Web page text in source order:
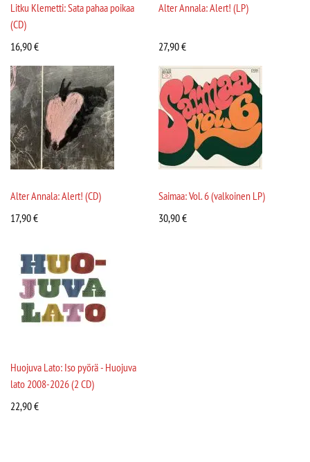
Litku Klemetti: Sata pahaa poikaa
(CD)
16,90€
Alter Annala: Alert! (LP)
27,90€
Alter Annala: Alert! (CD)
17,90€
Saimaa: Vol. 6 (valkoinen LP)
30,90€
Huojuva Lato: Iso pyörä - Huojuva
lato 2008-2026 (2 CD)
22,90€